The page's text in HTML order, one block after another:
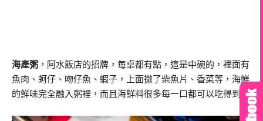
海產粥 ，阿水飯店的招牌，每桌都有點，這是中碗的，裡面有
魚肉、蚵仔、吻仔魚、蝦子，上面撒了柴魚片、香菜等，海鮮
的鮮味完全融入粥裡，而且海鮮料很多每一口都可以吃得到